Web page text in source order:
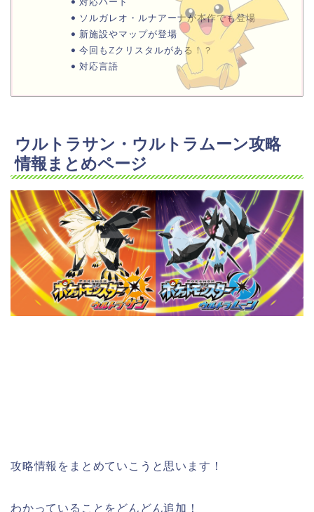
ソルガレオ・ルナアーナが本作でも登場
新施設やマップが登場
今回もZクリスタルがある！？
対応言語
ウルトラサン・ウルトラムーン攻略
情報まとめページ
攻略情報をまとめていこうと思います！
わかっていることをどんどん追加！